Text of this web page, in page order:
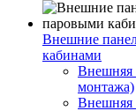
Внешние
кабинами
Внешняя
монтажа)
Внешняя